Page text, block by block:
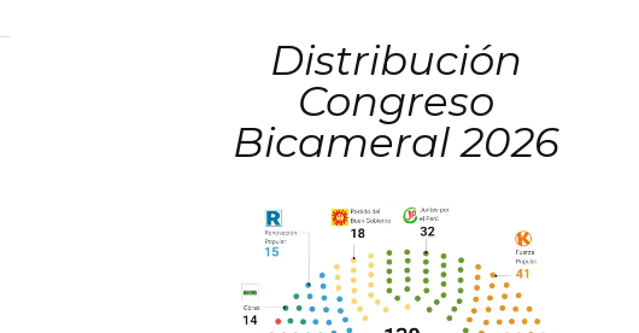
Distribución
Congreso
Bicameral 2026